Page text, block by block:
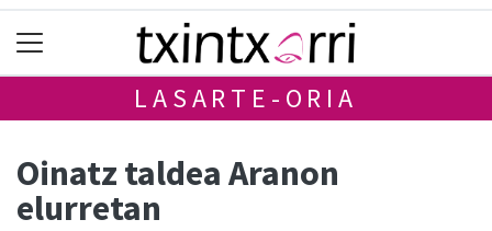
LASARTE-ORIA
Oinatz taldea Aranon
elurretan